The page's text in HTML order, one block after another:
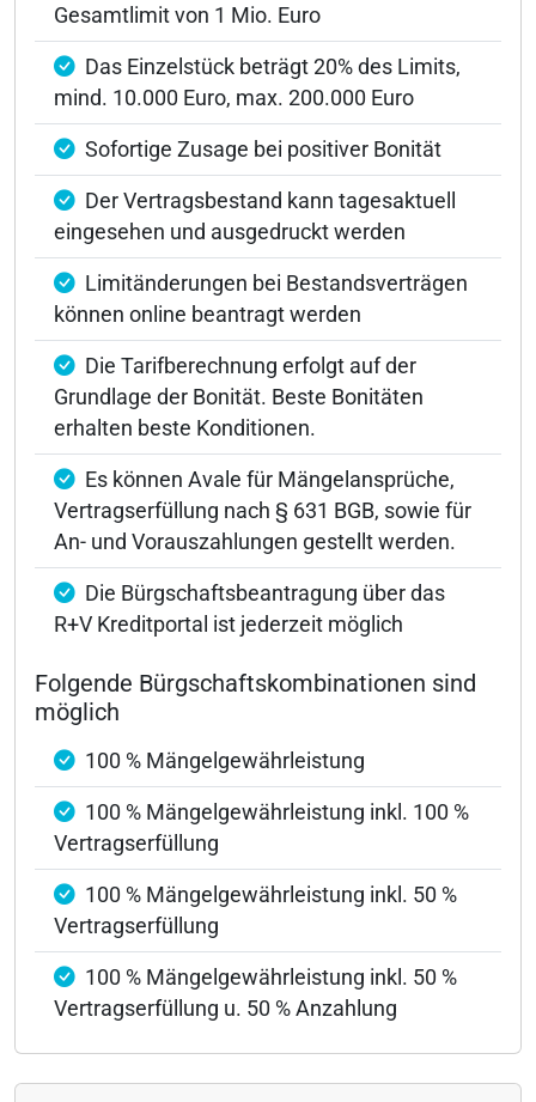
Gesamtlimit von 1 Mio. Euro
Das Einzelstück beträgt 20% des Limits,
mind. 10.000 Euro, max. 200.000 Euro
Sofortige Zusage bei positiver Bonität
Der Vertragsbestand kann tagesaktuell
eingesehen und ausgedruckt werden
Limitänderungen bei Bestandsverträgen
können online beantragt werden
Die Tarifberechnung erfolgt auf der
Grundlage der Bonität. Beste Bonitäten
erhalten beste Konditionen.
Es können Avale für Mängelansprüche,
Vertragserfüllung nach § 631 BGB, sowie für
An- und Vorauszahlungen gestellt werden.
Die Bürgschaftsbeantragung über das
R+V Kreditportal ist jederzeit möglich
Folgende Bürgschaftskombinationen sind
möglich
100 % Mängelgewährleistung
100 % Mängelgewährleistung inkl. 100 %
Vertragserfüllung
100 % Mängelgewährleistung inkl. 50 %
Vertragserfüllung
100 % Mängelgewährleistung inkl. 50 %
Vertragserfüllung u. 50 % Anzahlung